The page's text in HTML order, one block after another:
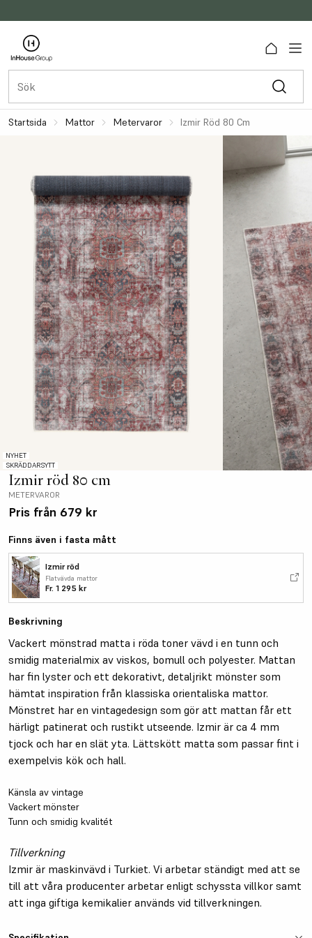
Startsida Mattor Metervaror Izmir Röd 80 Cm
NYHET
SKRÄDDARSYTT
Izmir röd 80 cm
METERVAROR
Pris från 679 kr
Finns även i fasta mått
Izmir röd
Flatvävda mattor
Fr. 1 295 kr
Beskrivning
Vackert mönstrad matta i röda toner vävd i en tunn och
smidig materialmix av viskos, bomull och polyester. Mattan
har fin lyster och ett dekorativt, detaljrikt mönster som
hämtat inspiration från klassiska orientaliska mattor.
Mönstret har en vintagedesign som gör att mattan får ett
härligt patinerat och rustikt utseende. Izmir är ca 4 mm
tjock och har en slät yta. Lättskött matta som passar fint i
exempelvis kök och hall.
Känsla av vintage
Vackert mönster
Tunn och smidig kvalitét
Tillverkning
Izmir är maskinvävd i Turkiet. Vi arbetar ständigt med att se
till att våra producenter arbetar enligt schyssta villkor samt
att inga giftiga kemikalier används vid tillverkningen.